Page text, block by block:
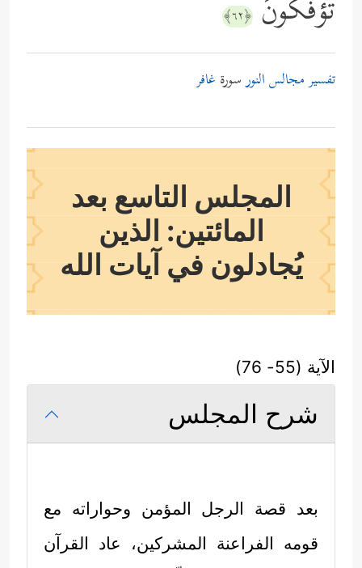
تُؤۡفَكُونَ ﴿٦٢﴾
تفسير مجالس النورسورة غافر
المجلس التاسع بعد
المائتين: الذين
يُجادلون في آيات الله
الآية (55- 76)
شرح المجلس
بعد قصة الرجل المؤمن وحواراته مع
قومه الفراعنة المشركين، عاد القرآن